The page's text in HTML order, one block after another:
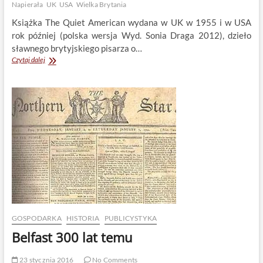
Napierała UK USA Wielka Brytania
Książka The Quiet American wydana w UK w 1955 i w USA
rok później (polska wersja Wyd. Sonia Draga 2012), dzieło
sławnego brytyjskiego pisarza o…
Czytaj dalejGraham
Amerykanin”
–
brytyjski
cynizm
kontra
amerykański
idealizm
?
GOSPODARKA HISTORIA PUBLICYSTYKA
Belfast 300 lat temu
23 stycznia 2016 No Comments